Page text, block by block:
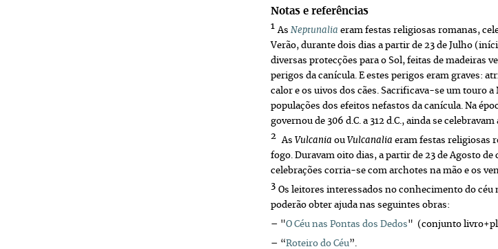
Notas e referências
1 As Neptunalia eram festas religiosas romanas,
Verão, durante dois dias a partir de 23 de Julho
diversas protecções para o Sol, feitas de madeiras
perigos da canícula. E estes perigos eram graves:
calor e os uivos dos cães. Sacrificava-se um touro a
populações dos efeitos nefastos da canícula. Na
governou de 306 d.C. a 312 d.C., ainda se celebravam
2
As Vulcania ou Vulcanalia eram festas religiosas
fogo. Duravam oito dias, a partir de 23 de Agosto
celebrações corria-se com archotes na mão e os
3 Os leitores interessados no conhecimento do
poderão obter ajuda nas seguintes obras:
– "O Céu nas Pontas dos Dedos" (conjunto
– “Roteiro do Céu”.